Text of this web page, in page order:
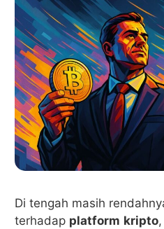
Di tengah masih
terhadap platform kripto